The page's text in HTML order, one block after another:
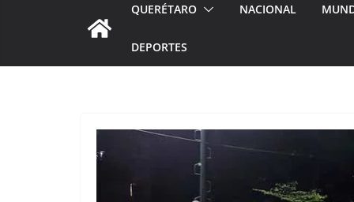
QUERÉTARO NACIONAL
DEPORTES